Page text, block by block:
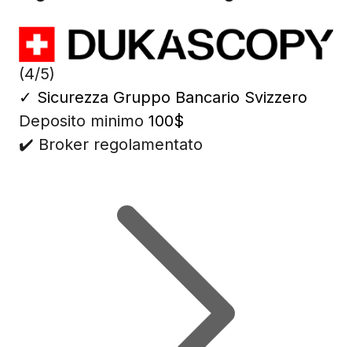
(4/5)
✓ Sicurezza Gruppo Bancario Svizzero
Deposito minimo 100$
✔️ Broker regolamentato